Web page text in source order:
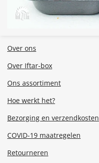
Over ons
Over Iftar-box
Ons assortiment
Hoe werkt het?
Bezorging en verzendkosten
COVID-19 maatregelen
Retourneren